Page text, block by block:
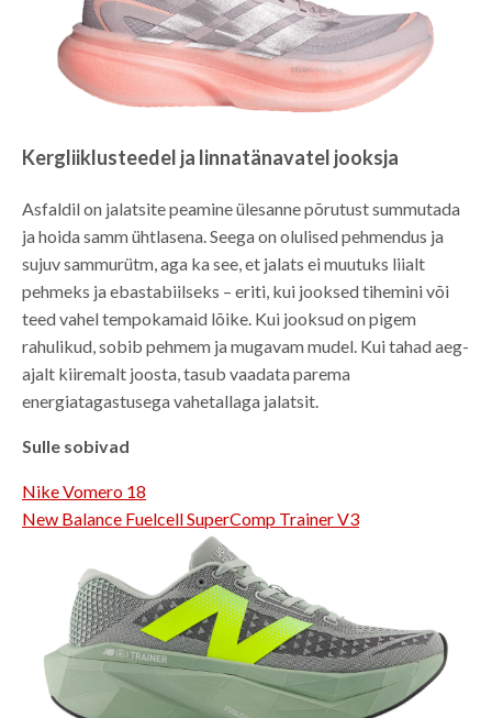
Kergliiklusteedel ja linnatänavatel jooksja
Asfaldil on jalatsite peamine ülesanne põrutust summutada
ja hoida samm ühtlasena. Seega on olulised pehmendus ja
sujuv sammurütm, aga ka see, et jalats ei muutuks liialt
pehmeks ja ebastabiilseks – eriti, kui jooksed tihemini või
teed vahel tempokamaid lõike. Kui jooksud on pigem
rahulikud, sobib pehmem ja mugavam mudel. Kui tahad aeg-
ajalt kiiremalt joosta, tasub vaadata parema
energiatagastusega vahetallaga jalatsit.
Sulle sobivad
Nike Vomero 18
New Balance Fuelcell SuperComp Trainer V3